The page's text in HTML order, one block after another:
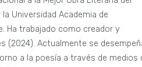
Universidad Academia de
Ha trabajado como creador y
(2024). Actualmente se
a la poesía a través de medios